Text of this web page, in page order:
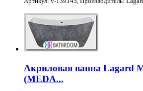
Акриловая ванна Lagard
(MEDA...